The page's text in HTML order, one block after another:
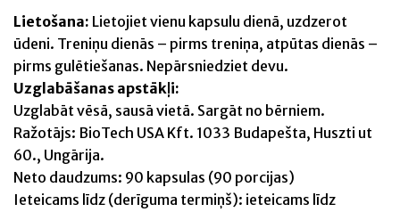
Lietošana: Lietojiet vienu kapsulu dienā, uzdzerot
ūdeni. Treniņu dienās – pirms treniņa, atpūtas dienās –
pirms gulētiešanas. Nepārsniedziet devu.
Uzglabāšanas apstākļi:
Uzglabāt vēsā, sausā vietā. Sargāt no bērniem.
Ražotājs: BioTech USA Kft. 1033 Budapešta, Huszti ut
60., Ungārija.
Neto daudzums: 90 kapsulas (90 porcijas)
Ieteicams līdz (derīguma termiņš): ieteicams līdz